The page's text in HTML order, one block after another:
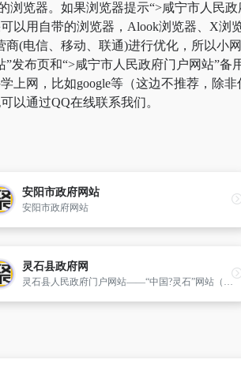
览器。如果浏览器提示“>咸宁市人民
以用自带的浏览器，Alook浏览器、X浏
(电信、移动、联通)进行优化，所以小
发布页和“>咸宁市人民政府门户网站”
上网，比如google等（这边不推荐，除
以通过QQ在线联系我们。
安阳市政府网站
安阳市政府网站
灵石县政府网
灵石县人民政府门户网站——“中国?灵石”网站（网址：www.lingshi.gov.cn）是由灵石县人民政府主办,灵石县电子政务信息中心负责承办,于2008年5月1日正式投入运行。它以政府部门网站为依托,以需求为导向,以服务为宗旨,遵循“以人为本”的设计理念,围绕信息公开、在线办事和公众参与三大政府网站功能定位,